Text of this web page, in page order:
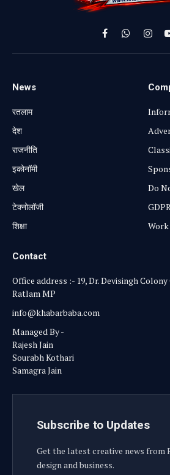
FacebookWhatsApp
News
रतलाम
⁠देश
राजनीति
⁠इकोनॉमी
खेल
टेक्नोलॉजी
शिक्षा
Do
Contact
Office address :- 19, Dr. Devisingh
Ratlam MP
info@khabarbaba.com
Managed By -
Rajesh Jain
Sourabh Kothari
Samagra Jain
Subscribe to Updates
Get the latest creative news from
design and business.